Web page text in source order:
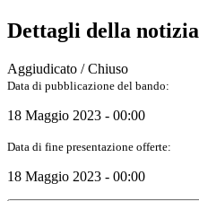
Dettagli della notizia
Aggiudicato / Chiuso
Data di pubblicazione del bando:
18 Maggio 2023 - 00:00
Data di fine presentazione offerte:
18 Maggio 2023 - 00:00